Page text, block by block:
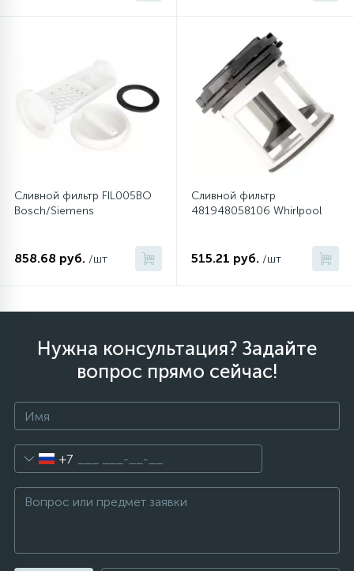
Сливной фильтр FIL005BO
Bosch/Siemens
858.68 руб. /шт
Сливной фильтр
481948058106 Whirlpool
515.21 руб. /шт
Нужна консультация? Задайте
вопрос прямо сейчас!
+7